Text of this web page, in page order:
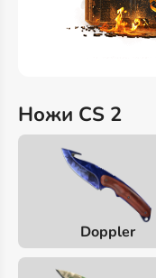
Ножи CS 2
Doppler